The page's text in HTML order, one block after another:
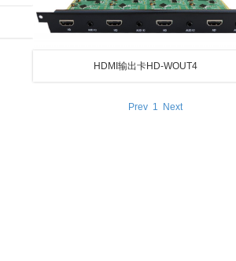
HDMI输出卡HD-WOUT4
Prev 1 Next